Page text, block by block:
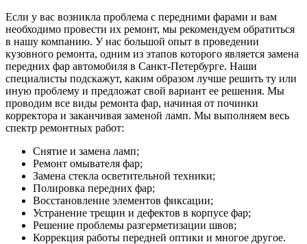
Если у вас возникла проблема с передними фарами и вам
необходимо провести их ремонт, мы рекомендуем обратиться
в нашу компанию. У нас большой опыт в проведении
кузовного ремонта, одним из этапов которого является замена
передних фар автомобиля в Санкт-Петербурге. Наши
специалисты подскажут, каким образом лучше решить ту или
иную проблему и предложат свой вариант ее решения. Мы
проводим все виды ремонта фар, начиная от починки
корректора и заканчивая заменой ламп. Мы выполняем весь
спектр ремонтных работ:
Снятие и замена ламп;
Ремонт омывателя фар;
Замена стекла осветительной техники;
Полировка передних фар;
Восстановление элементов фиксации;
Устранение трещин и дефектов в корпусе фар;
Решение проблемы разгерметизации швов;
Коррекция работы передней оптики и многое другое.